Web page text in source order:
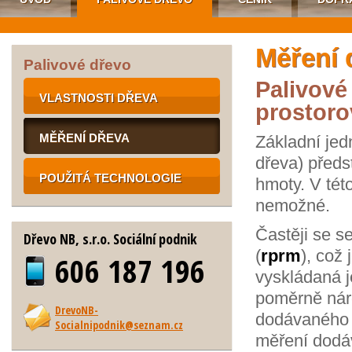
Palivové dřevo
VLASTNOSTI DŘEVA
MĚŘENÍ DŘEVA
POUŽITÁ TECHNOLOGIE
Dřevo NB, s.r.o. Sociální podnik
606 187 196
DrevoNB-
Socialnipodnik@seznam.cz
Měření
Základní
dřeva)
hmoty. V
nemožné.
Častěji se
(rprm), což
vyskládaná
poměrně
měření